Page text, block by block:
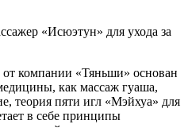
компании «Тяньши» основан
как массаж гуаша,
теория пяти игл «Мэйхуа» для
в себе принципы